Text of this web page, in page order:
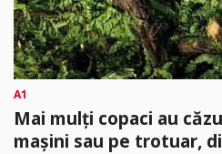
A1
Mai mulți copaci au
mașini sau pe trotuar,